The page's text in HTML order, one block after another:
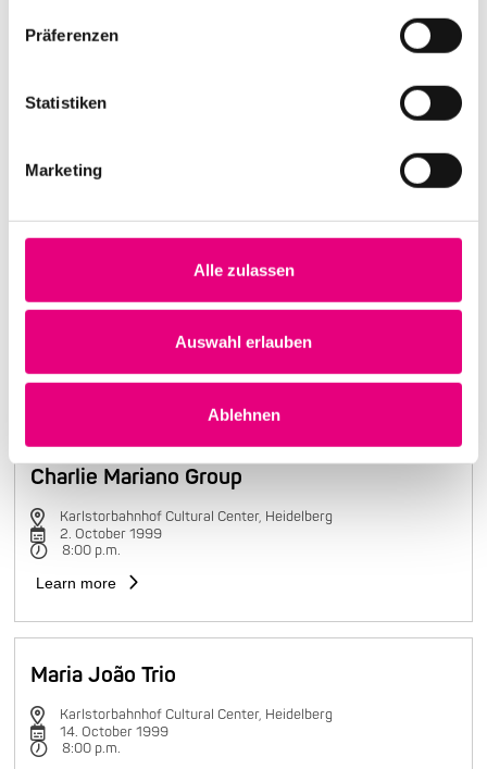
Präferenzen
Statistiken
Marketing
Alle zulassen
Auswahl erlauben
Ablehnen
Nightmares on Wax
Learn more
Charlie Mariano Group
Karlstorbahnhof Cultural Center, Heidelberg
2. October 1999
8:00 p.m.
Learn more
Maria João Trio
Karlstorbahnhof Cultural Center, Heidelberg
14. October 1999
8:00 p.m.